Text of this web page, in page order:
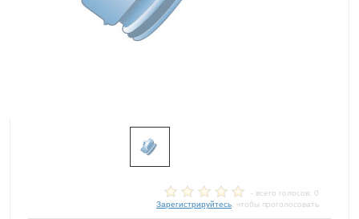
- всего голосов: 0
Зарегистрируйтесь , чтобы проголосовать